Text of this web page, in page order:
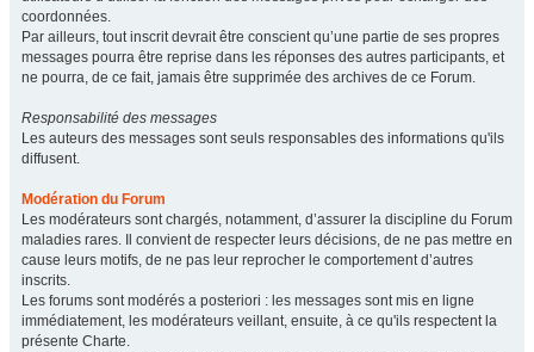
coordonnées.
Par ailleurs, tout inscrit devrait être conscient qu’une partie de ses propres
messages pourra être reprise dans les réponses des autres participants, et
ne pourra, de ce fait, jamais être supprimée des archives de ce Forum.
Responsabilité des messages
Les auteurs des messages sont seuls responsables des informations qu'ils
diffusent.
Modération du Forum
Les modérateurs sont chargés, notamment, d’assurer la discipline du Forum
maladies rares. Il convient de respecter leurs décisions, de ne pas mettre en
cause leurs motifs, de ne pas leur reprocher le comportement d’autres
inscrits.
Les forums sont modérés a posteriori : les messages sont mis en ligne
immédiatement, les modérateurs veillant, ensuite, à ce qu'ils respectent la
présente Charte.